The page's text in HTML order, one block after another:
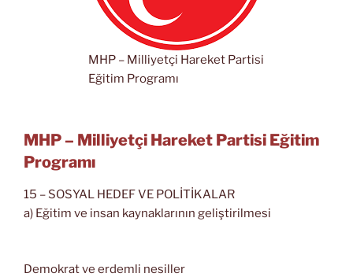
MHP – Milliyetçi Hareket Partisi
Eğitim Programı
MHP – Milliyetçi Hareket Partisi Eğitim
Programı
15 – SOSYAL HEDEF VE POLİTİKALAR
a) Eğitim ve insan kaynaklarının geliştirilmesi
Demokrat ve erdemli nesiller